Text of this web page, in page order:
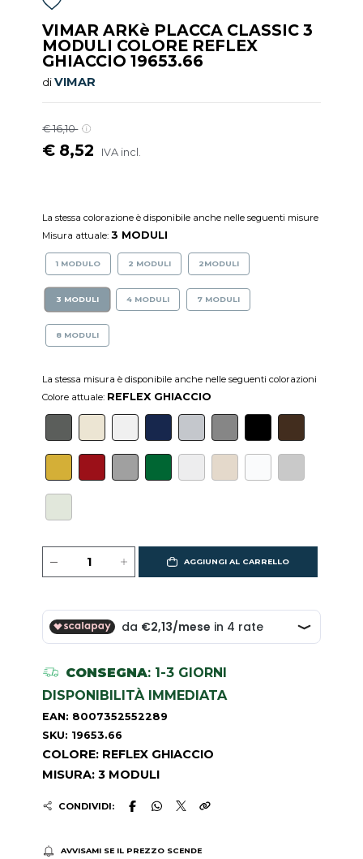
VIMAR ARKè PLACCA CLASSIC 3
MODULI COLORE REFLEX
GHIACCIO 19653.66
diVIMAR
€ 16,10
€ 8,52 IVA incl.
La stessa colorazione è disponibile anche nelle seguenti misure
Misura attuale:3 MODULI
1 MODULO 2 MODULI 2MODULI
3 MODULI 4 MODULI 7 MODULI
8 MODULI
La stessa misura è disponibile anche nelle seguenti colorazioni
Colore attuale: REFLEX GHIACCIO
AGGIUNGI AL CARRELLO
CONSEGNA: 1-3 GIORNI
DISPONIBILITÀ IMMEDIATA
EAN: 8007352552289
SKU: 19653.66
COLORE: REFLEX GHIACCIO
MISURA: 3 MODULI
CONDIVIDI:
AVVISAMI SE IL PREZZO SCENDE